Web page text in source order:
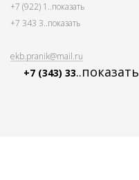
+7 (922) 1 ..показать
+7 343 3..показать
ekb.pranik@mail.ru
+7 (343) 33..показать